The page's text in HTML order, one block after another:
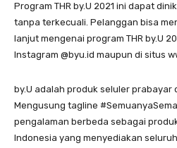
Program THR by.U 2021 ini dapat
tanpa terkecuali. Pelanggan bisa
lanjut mengenai program THR by.U
Instagram @byu.id maupun di situs
by.U adalah produk seluler prabayar
Mengusung tagline
pengalaman berbeda sebagai
Indonesia yang menyediakan